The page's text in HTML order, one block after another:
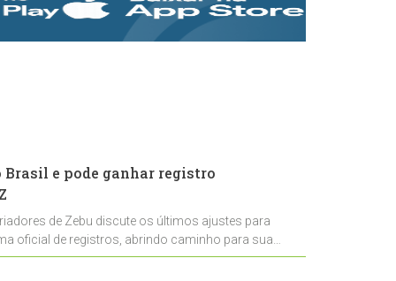
rastreabilidade e
rigor técnico para
Brasil e pode ganhar registro
de Zebu discute os últimos ajustes para
oficial de registros, abrindo caminho para sua